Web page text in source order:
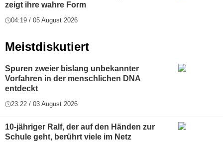
zeigt ihre wahre Form
04:19 / 05 August 2026
Meistdiskutiert
Spuren zweier bislang unbekannter
Vorfahren in der menschlichen DNA
entdeckt
23:22 / 03 August 2026
10-jähriger Ralf, der auf den Händen zur
Schule geht, berührt viele im Netz